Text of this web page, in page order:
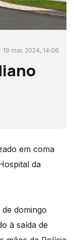
19 mar, 2024, 14:06
em coma
da
domingo
à saída de